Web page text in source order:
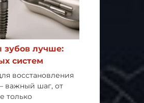
зубов лучше:
систем
восстановления
важный шаг, от
только